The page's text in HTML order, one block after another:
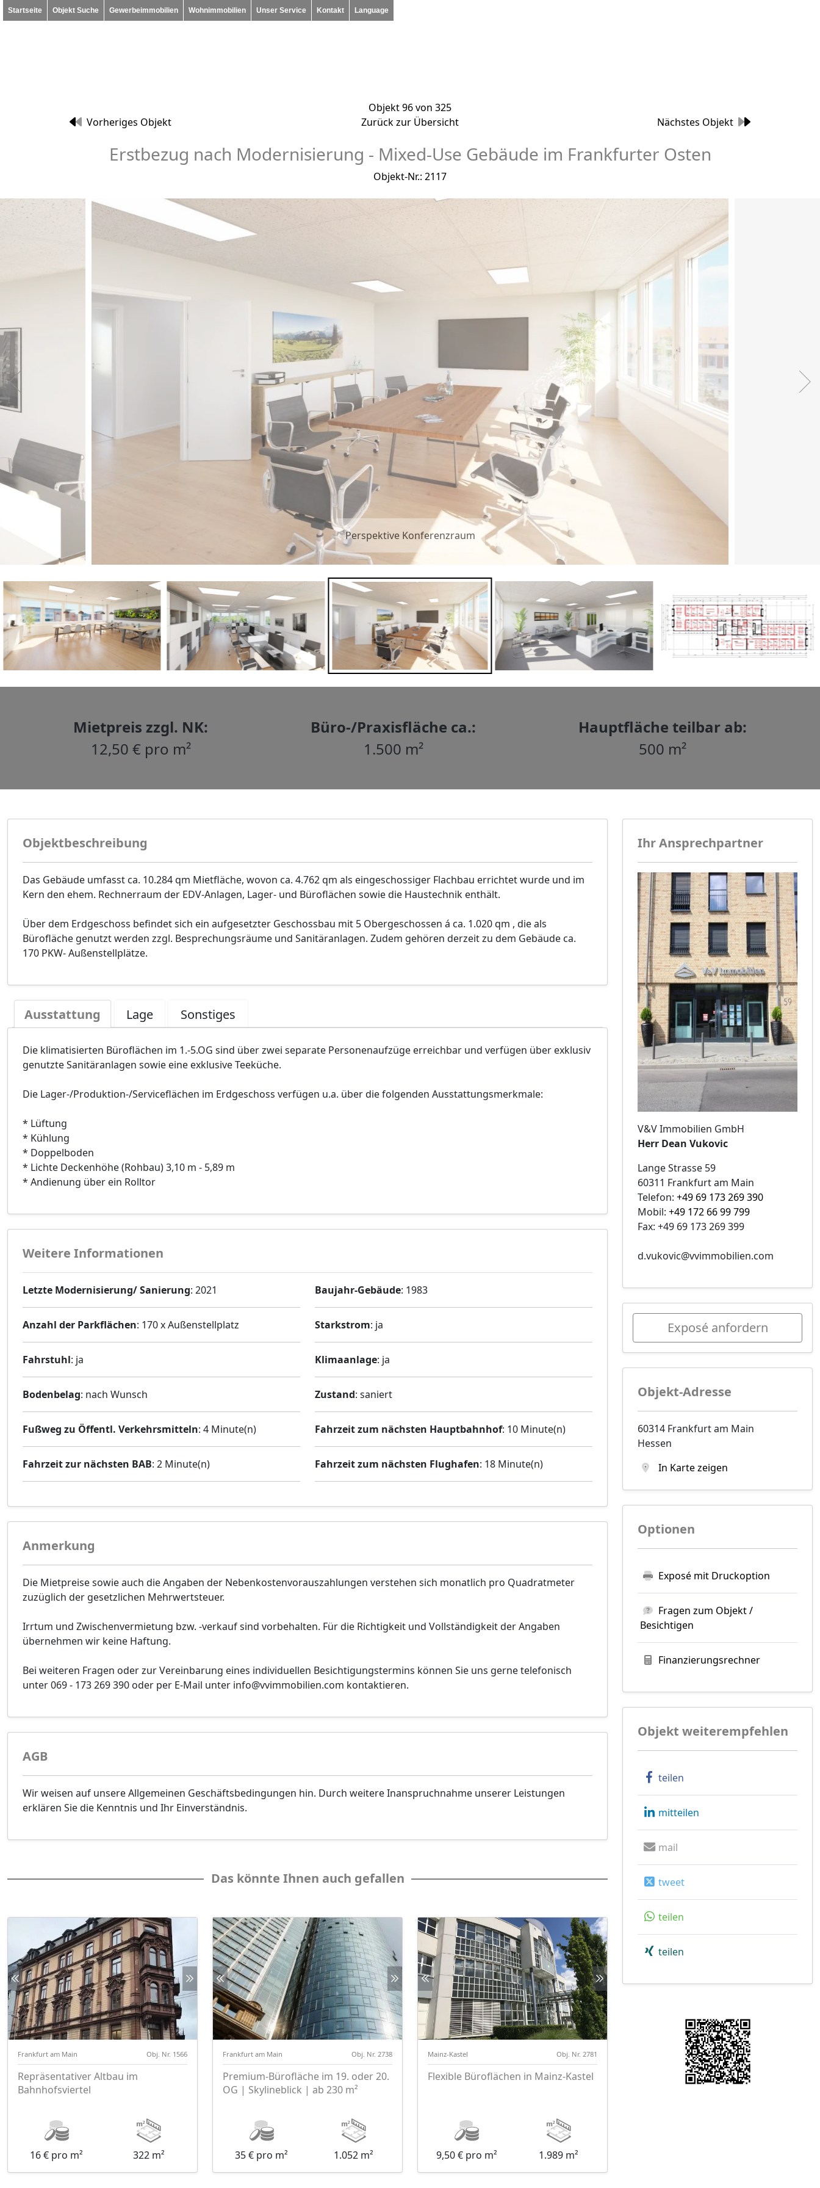
Startseite Objekt Suche Gewerbeimmobilien Wohnimmobilien Unser Service Kontakt Language
Objekt 96 von 325
Nächstes Objekt
Vorheriges Objekt Zurück zur Übersicht
Erstbezug nach Modernisierung - Mixed-Use Gebäude im Frankfurter Osten
Objekt-Nr.: 2117
Perspektive Konferenzraum
Mietpreis zzgl. NK:
12,50 € pro m²
Büro-/Praxisfläche ca.:
1.500 m²
Hauptfläche teilbar ab:
500 m²
Objektbeschreibung
Das Gebäude umfasst ca. 10.284 qm Mietfläche, wovon ca. 4.762 qm als eingeschossiger Flachbau errichtet wurde und im
Kern den ehem. Rechnerraum der EDV-Anlagen, Lager- und Büroflächen sowie die Haustechnik enthält.
Über dem Erdgeschoss befindet sich ein aufgesetzter Geschossbau mit 5 Obergeschossen á ca. 1.020 qm , die als
Bürofläche genutzt werden zzgl. Besprechungsräume und Sanitäranlagen. Zudem gehören derzeit zu dem Gebäude ca.
170 PKW- Außenstellplätze.
Ausstattung Lage Sonstiges
Die klimatisierten Büroflächen im 1.-5.OG sind über zwei separate Personenaufzüge erreichbar und verfügen über exklusiv
genutzte Sanitäranlagen sowie eine exklusive Teeküche.
Die Lager-/Produktion-/Serviceflächen im Erdgeschoss verfügen u.a. über die folgenden Ausstattungsmerkmale:
* Lüftung
* Kühlung
* Doppelboden
* Lichte Deckenhöhe (Rohbau) 3,10 m - 5,89 m
* Andienung über ein Rolltor
Weitere Informationen
Letzte Modernisierung/ Sanierung: 2021 Baujahr-Gebäude: 1983
Anzahl der Parkflächen: 170 x Außenstellplatz Starkstrom: ja
Fahrstuhl: ja Klimaanlage: ja
Bodenbelag: nach Wunsch Zustand: saniert
Fußweg zu Öffentl. Verkehrsmitteln: 4 Minute(n) Fahrzeit zum nächsten Hauptbahnhof: 10 Minute(n)
Fahrzeit zur nächsten BAB: 2 Minute(n) Fahrzeit zum nächsten Flughafen: 18 Minute(n)
Anmerkung
Die Mietpreise sowie auch die Angaben der Nebenkostenvorauszahlungen verstehen sich monatlich pro Quadratmeter
zuzüglich der gesetzlichen Mehrwertsteuer.
Irrtum und Zwischenvermietung bzw. -verkauf sind vorbehalten. Für die Richtigkeit und Vollständigkeit der Angaben
übernehmen wir keine Haftung.
Bei weiteren Fragen oder zur Vereinbarung eines individuellen Besichtigungstermins können Sie uns gerne telefonisch
unter 069 - 173 269 390 oder per E-Mail unter info@vvimmobilien.com kontaktieren.
AGB
Wir weisen auf unsere Allgemeinen Geschäftsbedingungen hin. Durch weitere Inanspruchnahme unserer Leistungen
erklären Sie die Kenntnis und Ihr Einverständnis.
Das könnte Ihnen auch gefallen
Frankfurt am Main Obj. Nr. 1566
Repräsentativer Altbau im
Bahnhofsviertel
16 € pro m² 322 m²
Frankfurt am Main Obj. Nr. 2738
Premium-Bürofläche im 19. oder 20.
OG | Skylineblick | ab 230 m²
35 € pro m² 1.052 m²
Mainz-Kastel Obj. Nr. 2781
Flexible Büroflächen in Mainz-Kastel
9,50 € pro m² 1.989 m²
Ihr Ansprechpartner
V&V Immobilien GmbH
Herr Dean Vukovic
Lange Strasse 59
60311 Frankfurt am Main
Telefon: +49 69 173 269 390
Mobil: +49 172 66 99 799
Fax: +49 69 173 269 399
d.vukovic@vvimmobilien.com
Exposé anfordern
Objekt-Adresse
60314 Frankfurt am Main
Hessen
In Karte zeigen
Optionen
Exposé mit Druckoption
Fragen zum Objekt /
Besichtigen
Finanzierungsrechner
Objekt weiterempfehlen
teilen
mitteilen
mail
tweet
teilen
teilen